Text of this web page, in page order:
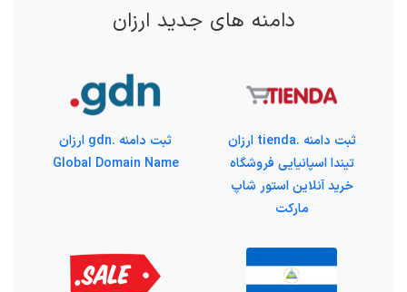
دامنه های جدید ارزان
ثبت دامنه .tienda ارزان
تیندا اسپانیایی فروشگاه
خرید آنلاین استور شاپ
مارکت
ثبت دامنه .gdn ارزان
Global Domain Name